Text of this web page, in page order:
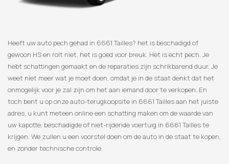
Heeft uw auto pech gehad in 6661 Tailles? het is beschadigd of
gewoon HS en rolt niet, het is goed voor breuk. Het is echt pech. Je
hebt schattingen gemaakt en de reparaties zijn schrikbarend duur. Je
weet niet meer wat je moet doen, omdat je in de staat denkt dat het
onmogelijk voor je zal zijn om het aan iemand door te verkopen. En
toch bent u op onze auto-terugkoopsite in 6661 Tailles aan het juiste
adres, u kunt meteen online een schatting maken om de waarde van
uw kapotte, beschadigde of niet-rijdende voertuig in 6661 Tailles te
krijgen. We zullen u een voorstel doen om de auto in de staat te kopen,
en zonder technische controle.